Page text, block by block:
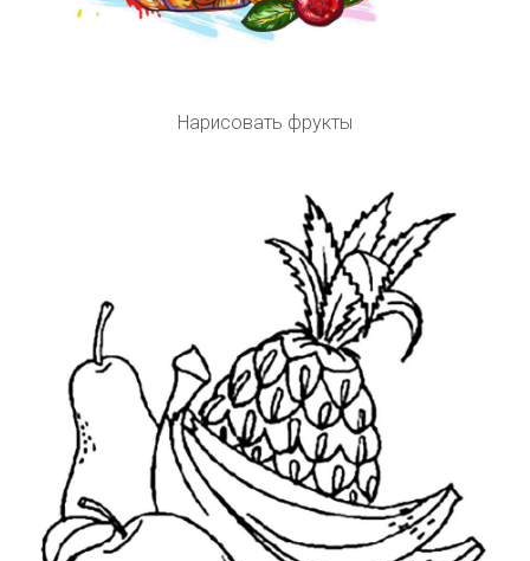
Нарисовать фрукты